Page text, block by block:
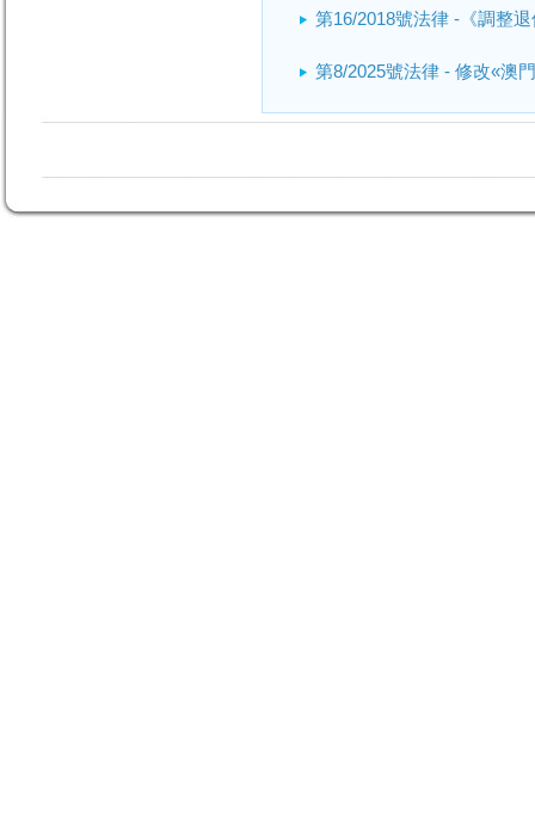
第16/2018號法律 -《調整
第8/2025號法律 - 修改«澳